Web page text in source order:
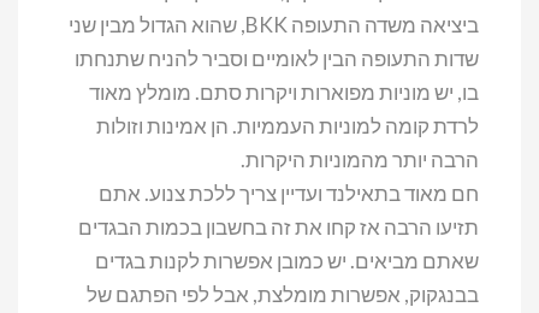
ביציאה משדה התעופה BKK, שהוא הגדול מבין שני
שדות התעופה הבין לאומיים וסביר להניח שתנחתו
בו, יש מוניות מפוארות ויקרות סתם. מומלץ מאוד
לרדת קומה למוניות העממיות. הן אמינות וזולות
הרבה יותר מהמוניות היקרות.
חם מאוד בתאילנד ועדיין צריך ללכת צנוע. אתם
תזיעו הרבה אז קחו את זה בחשבון בכמות הבגדים
שאתם מביאים. יש כמובן אפשרות לקנות בגדים
בבנגקוק, אפשרות מומלצת, אבל לפי הפתגם של